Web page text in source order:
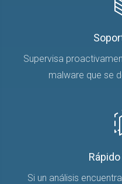
Supervisa
malware que se
Si un análisis